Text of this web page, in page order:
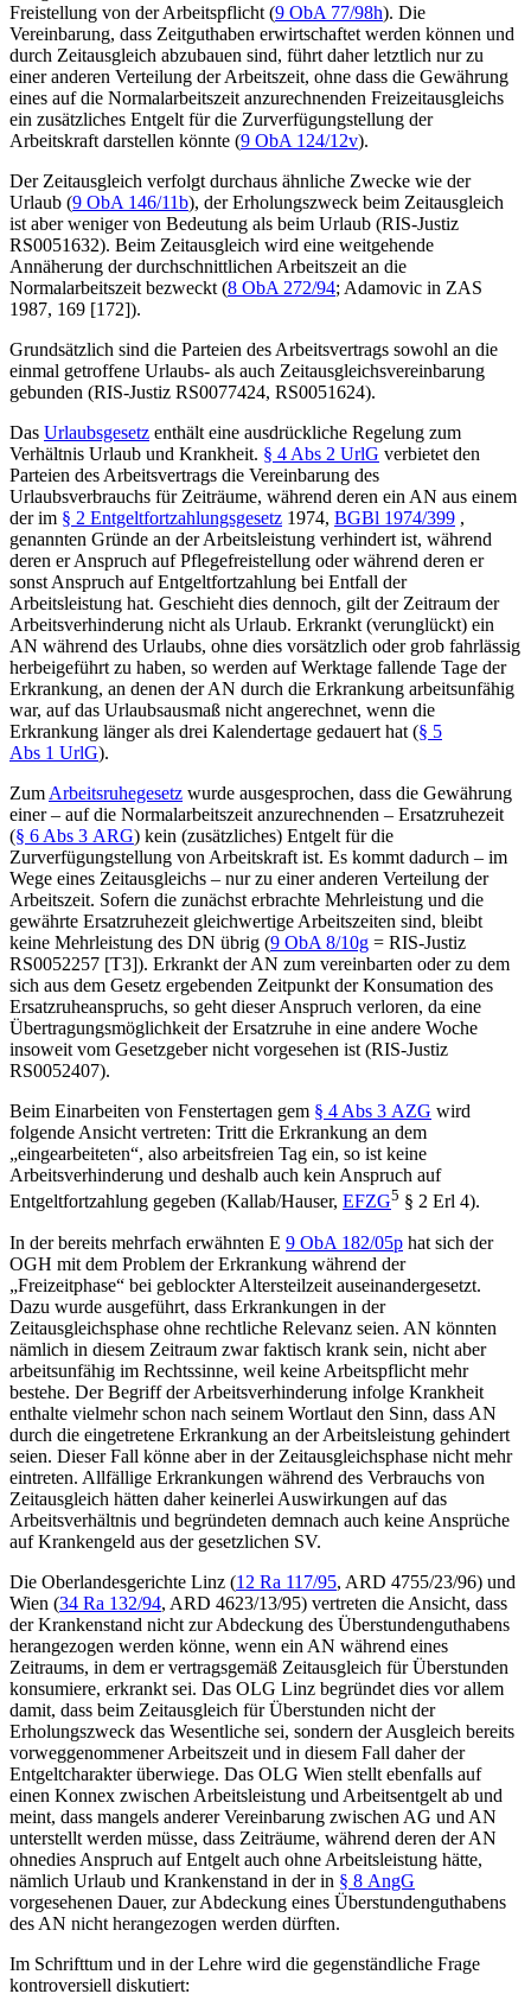
Freistellung von der Arbeitspflicht (9 ObA 77/98h). Die
Vereinbarung, dass Zeitguthaben erwirtschaftet werden können und
durch Zeitausgleich abzubauen sind, führt daher letztlich nur zu
einer anderen Verteilung der Arbeitszeit, ohne dass die Gewährung
eines auf die Normalarbeitszeit anzurechnenden Freizeitausgleichs
ein zusätzliches Entgelt für die Zurverfügungstellung der
Arbeitskraft darstellen könnte (9 ObA 124/12v).
Der Zeitausgleich verfolgt durchaus ähnliche Zwecke wie der
Urlaub (9 ObA 146/11b), der Erholungszweck beim Zeitausgleich
ist aber weniger von Bedeutung als beim Urlaub (RIS-Justiz
RS0051632). Beim Zeitausgleich wird eine weitgehende
Annäherung der durchschnittlichen Arbeitszeit an die
Normalarbeitszeit bezweckt (8 ObA 272/94; Adamovic in ZAS
1987, 169 [172]).
Grundsätzlich sind die Parteien des Arbeitsvertrags sowohl an die
einmal getroffene Urlaubs- als auch Zeitausgleichsvereinbarung
gebunden (RIS-Justiz RS0077424, RS0051624).
Das Urlaubsgesetz enthält eine ausdrückliche Regelung zum
Verhältnis Urlaub und Krankheit. § 4 Abs 2 UrlG verbietet den
Parteien des Arbeitsvertrags die Vereinbarung des
Urlaubsverbrauchs für Zeiträume, während deren ein AN aus einem
der im § 2 Entgeltfortzahlungsgesetz 1974, BGBl 1974/399 ,
genannten Gründe an der Arbeitsleistung verhindert ist, während
deren er Anspruch auf Pflegefreistellung oder während deren er
sonst Anspruch auf Entgeltfortzahlung bei Entfall der
Arbeitsleistung hat. Geschieht dies dennoch, gilt der Zeitraum der
Arbeitsverhinderung nicht als Urlaub. Erkrankt (verunglückt) ein
AN während des Urlaubs, ohne dies vorsätzlich oder grob fahrlässig
herbeigeführt zu haben, so werden auf Werktage fallende Tage der
Erkrankung, an denen der AN durch die Erkrankung arbeitsunfähig
war, auf das Urlaubsausmaß nicht angerechnet, wenn die
Erkrankung länger als drei Kalendertage gedauert hat (§ 5
Abs 1 UrlG).
Zum Arbeitsruhegesetz wurde ausgesprochen, dass die Gewährung
einer – auf die Normalarbeitszeit anzurechnenden – Ersatzruhezeit
(§ 6 Abs 3 ARG) kein (zusätzliches) Entgelt für die
Zurverfügungstellung von Arbeitskraft ist. Es kommt dadurch – im
Wege eines Zeitausgleichs – nur zu einer anderen Verteilung der
Arbeitszeit. Sofern die zunächst erbrachte Mehrleistung und die
gewährte Ersatzruhezeit gleichwertige Arbeitszeiten sind, bleibt
keine Mehrleistung des DN übrig (9 ObA 8/10g = RIS-Justiz
RS0052257 [T3]). Erkrankt der AN zum vereinbarten oder zu dem
sich aus dem Gesetz ergebenden Zeitpunkt der Konsumation des
Ersatzruheanspruchs, so geht dieser Anspruch verloren, da eine
Übertragungsmöglichkeit der Ersatzruhe in eine andere Woche
insoweit vom Gesetzgeber nicht vorgesehen ist (RIS-Justiz
RS0052407).
Beim Einarbeiten von Fenstertagen gem § 4 Abs 3 AZG wird
folgende Ansicht vertreten: Tritt die Erkrankung an dem
„eingearbeiteten“, also arbeitsfreien Tag ein, so ist keine
Arbeitsverhinderung und deshalb auch kein Anspruch auf
Entgeltfortzahlung gegeben (Kallab/Hauser, EFZG5 § 2 Erl 4).
In der bereits mehrfach erwähnten E 9 ObA 182/05p hat sich der
OGH mit dem Problem der Erkrankung während der
„Freizeitphase“ bei geblockter Altersteilzeit auseinandergesetzt.
Dazu wurde ausgeführt, dass Erkrankungen in der
Zeitausgleichsphase ohne rechtliche Relevanz seien. AN könnten
nämlich in diesem Zeitraum zwar faktisch krank sein, nicht aber
arbeitsunfähig im Rechtssinne, weil keine Arbeitspflicht mehr
bestehe. Der Begriff der Arbeitsverhinderung infolge Krankheit
enthalte vielmehr schon nach seinem Wortlaut den Sinn, dass AN
durch die eingetretene Erkrankung an der Arbeitsleistung gehindert
seien. Dieser Fall könne aber in der Zeitausgleichsphase nicht mehr
eintreten. Allfällige Erkrankungen während des Verbrauchs von
Zeitausgleich hätten daher keinerlei Auswirkungen auf das
Arbeitsverhältnis und begründeten demnach auch keine Ansprüche
auf Krankengeld aus der gesetzlichen SV.
Die Oberlandesgerichte Linz (12 Ra 117/95, ARD 4755/23/96) und
Wien (34 Ra 132/94, ARD 4623/13/95) vertreten die Ansicht, dass
der Krankenstand nicht zur Abdeckung des Überstundenguthabens
herangezogen werden könne, wenn ein AN während eines
Zeitraums, in dem er vertragsgemäß Zeitausgleich für Überstunden
konsumiere, erkrankt sei. Das OLG Linz begründet dies vor allem
damit, dass beim Zeitausgleich für Überstunden nicht der
Erholungszweck das Wesentliche sei, sondern der Ausgleich bereits
vorweggenommener Arbeitszeit und in diesem Fall daher der
Entgeltcharakter überwiege. Das OLG Wien stellt ebenfalls auf
einen Konnex zwischen Arbeitsleistung und Arbeitsentgelt ab und
meint, dass mangels anderer Vereinbarung zwischen AG und AN
unterstellt werden müsse, dass Zeiträume, während deren der AN
ohnedies Anspruch auf Entgelt auch ohne Arbeitsleistung hätte,
nämlich Urlaub und Krankenstand in der in § 8 AngG
vorgesehenen Dauer, zur Abdeckung eines Überstundenguthabens
des AN nicht herangezogen werden dürften.
Im Schrifttum und in der Lehre wird die gegenständliche Frage
kontroversiell diskutiert: